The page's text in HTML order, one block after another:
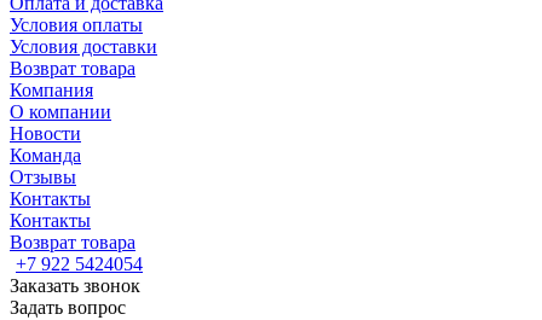
Условия оплаты
Условия доставки
Возврат товара
Компания
О компании
Новости
Команда
Отзывы
Контакты
Контакты
Возврат товара
+7 922 5424054
Заказать звонок
Задать вопрос